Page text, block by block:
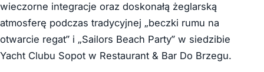
wieczorne integracje oraz doskonałą żeglarską
atmosferę podczas tradycyjnej „beczki rumu na
otwarcie regat” i „Sailors Beach Party” w siedzibie
Yacht Clubu Sopot w Restaurant & Bar Do Brzegu.